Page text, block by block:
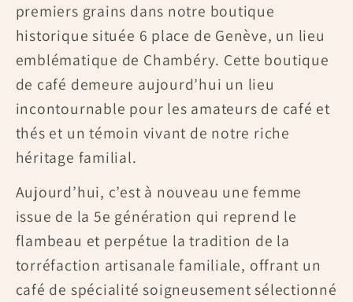
premiers grains dans notre boutique
historique située 6 place de Genève, un lieu
emblématique de Chambéry. Cette boutique
de café demeure aujourd’hui un lieu
incontournable pour les amateurs de café et
thés et un témoin vivant de notre riche
héritage familial.
Aujourd’hui, c’est à nouveau une femme
issue de la 5e génération qui reprend le
flambeau et perpétue la tradition de la
torréfaction artisanale familiale, offrant un
café de spécialité soigneusement sélectionné